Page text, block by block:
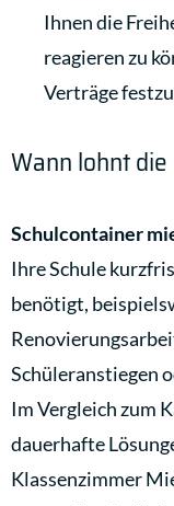
Ihnen die
reagieren zu
Verträge
Wann lohnt
Schulcontainer
Ihre Schule
benötigt,
Schüleranstiegen
Im Vergleich zum
dauerhafte
Klassenzimmer